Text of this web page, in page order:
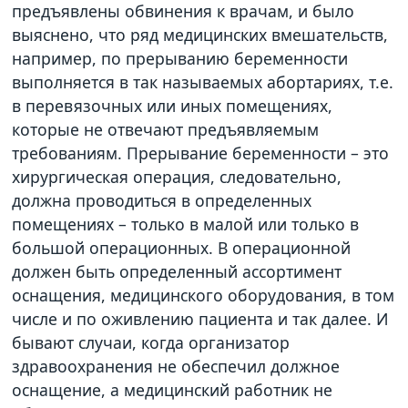
предъявлены обвинения к врачам, и было
выяснено, что ряд медицинских вмешательств,
например, по прерыванию беременности
выполняется в так называемых абортариях, т.е.
в перевязочных или иных помещениях,
которые не отвечают предъявляемым
требованиям. Прерывание беременности – это
хирургическая операция, следовательно,
должна проводиться в определенных
помещениях – только в малой или только в
большой операционных. В операционной
должен быть определенный ассортимент
оснащения, медицинского оборудования, в том
числе и по оживлению пациента и так далее. И
бывают случаи, когда организатор
здравоохранения не обеспечил должное
оснащение, а медицинский работник не